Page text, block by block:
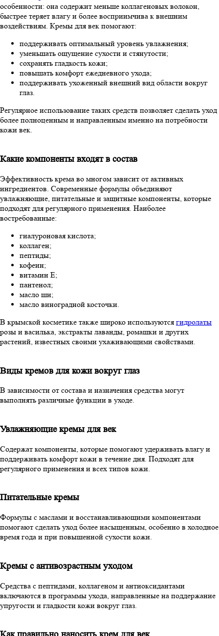
особенности: она содержит меньше коллагеновых волокон,
быстрее теряет влагу и более восприимчива к внешним
воздействиям. Кремы для век помогают:
поддерживать оптимальный уровень увлажнения;
уменьшать ощущение сухости и стянутости;
сохранять гладкость кожи;
повышать комфорт ежедневного ухода;
поддерживать ухоженный внешний вид области вокруг
глаз.
Регулярное использование таких средств позволяет сделать уход
более полноценным и направленным именно на потребности
кожи век.
Какие компоненты входят в состав
Эффективность крема во многом зависит от активных
ингредиентов. Современные формулы объединяют
увлажняющие, питательные и защитные компоненты, которые
подходят для регулярного применения. Наиболее
востребованные:
гиалуроновая кислота;
коллаген;
пептиды;
кофеин;
витамин Е;
пантенол;
масло ши;
масло виноградной косточки.
В крымской косметике также широко используются гидролаты
розы и василька, экстракты лаванды, ромашки и других
растений, известных своими ухаживающими свойствами.
Виды кремов для кожи вокруг глаз
В зависимости от состава и назначения средства могут
выполнять различные функции в уходе.
Увлажняющие кремы для век
Содержат компоненты, которые помогают удерживать влагу и
поддерживать комфорт кожи в течение дня. Подходят для
регулярного применения и всех типов кожи.
Питательные кремы
Формулы с маслами и восстанавливающими компонентами
помогают сделать уход более насыщенным, особенно в холодное
время года и при повышенной сухости кожи.
Кремы с антивозрастным уходом
Средства с пептидами, коллагеном и антиоксидантами
включаются в программы ухода, направленные на поддержание
упругости и гладкости кожи вокруг глаз.